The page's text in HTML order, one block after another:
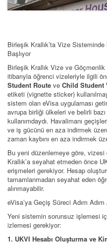
Birleşik Krallık’ta Vize
Başlıyor
Birleşik Krallık Vize ve
itibarıyla öğrenci vizeleriyle ilgili
Student Route ve Child Student
etiketi (vignette sticker)
sistem olan eVisa uygulaması
avrupa birliği ülkeleri ve belirli
kullanımdaydı. Havalimanı
ve iş gücünü en aza indirmek
zaman kaybını en aza indirmek
Bu yeni düzenlemeye göre,
Krallık’a seyahat etmeden önce
erişmeleri gerekiyor. Hesap
tamamlanmadan seyahat eden
alınmayabilir.
eVisa’ya Geçiş Süreci Adım Adım
Yeni sistemin sorunsuz işlemesi
izlemesi gerekiyor:
1. UKVI Hesabı Oluşturma ve